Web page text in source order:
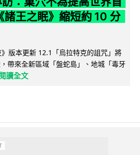
諸王之眠》縮短約 10 分
》版本更新 12.1「烏拉特克的詛咒」將
帶來全新區域「盤蛇島」、地城「毒牙
讀全文